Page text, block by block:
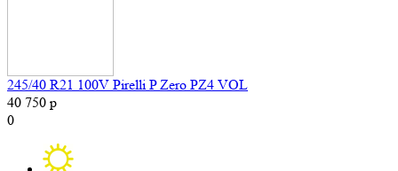
245/40 R21 100V Pirelli P Zero PZ4 VOL
40 750 р
0